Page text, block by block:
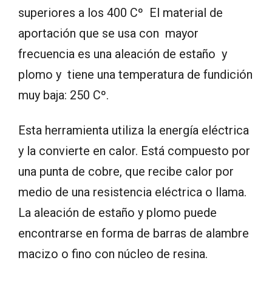
superiores a los 400 Cº El material de
aportación que se usa con mayor
frecuencia es una aleación de estaño y
plomo y tiene una temperatura de fundición
muy baja: 250 Cº.
Esta herramienta utiliza la energía eléctrica
y la convierte en calor. Está compuesto por
una punta de cobre, que recibe calor por
medio de una resistencia eléctrica o llama.
La aleación de estaño y plomo puede
encontrarse en forma de barras de alambre
macizo o fino con núcleo de resina.